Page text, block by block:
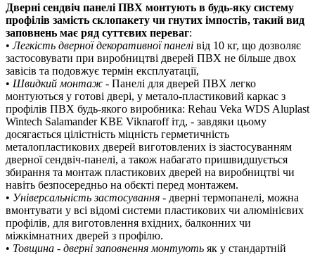
Дверні сендвіч панелі ПВХ монтують в будь-яку систему
профілів замість склопакету чи гнутих імпостів, такий вид
заповнень має ряд суттєвих переваг:
•Легкість дверної декоративної панелі від 10 кг, що дозволяє
застосовувати при виробництві дверей ПВХ не більше двох
завісів та подовжує термін експлуатації,
• Швидкий монтаж - Панелі для дверей ПВХ легко
монтуються у готові двері, у метало-пластиковий каркас з
профілів ПВХ будь-якого виробника: Rehau Veka WDS Aluplast
Wintech Salamander KBE Viknaroff ітд, - завдяки цьому
досягається цілістність міцність герметичність
металопластикових дверей виготовлених із зіастосуванням
дверної сендвіч-панелі, а також набагато пришвидшується
збирання та монтаж пластикових дверей на виробництві чи
навіть безпосередньо на обєкті перед монтажем.
• Універсальність застосування - дверні термопанелі, можна
вмонтувати у всі відомі системи пластикових чи алюмінієвих
профілів, для виготовлення вхідних, балконних чи
міжкімнатних дверей з профілю.
• Товщина - дверні заповнення монтують як у стандартній